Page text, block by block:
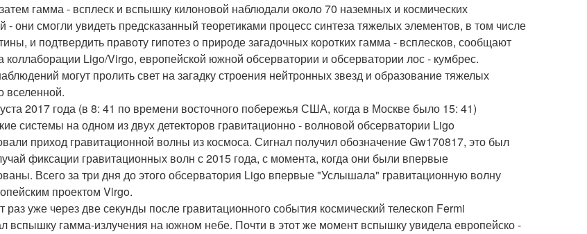
гамма - всплеск и вспышку килоновой наблюдали около 70 наземных и космических
- они смогли увидеть предсказанный теоретиками процесс синтеза тяжелых элементов, в том числе
и подтвердить правоту гипотез о природе загадочных коротких гамма - всплесков, сообщают
коллаборации Ligo/Virgo, европейской южной обсерватории и обсерватории лос - кумбрес.
могут пролить свет на загадку строения нейтронных звезд и образование тяжелых
вселенной.
2017 года (в 8: 41 по времени восточного побережья США, когда в Москве было 15: 41)
системы на одном из двух детекторов гравитационно - волновой обсерватории Ligo
приход гравитационной волны из космоса. Сигнал получил обозначение Gw170817, это был
фиксации гравитационных волн с 2015 года, с момента, когда они были впервые
Всего за три дня до этого обсерватория Ligo впервые "Услышала" гравитационную волну
проектом Virgo.
раз уже через две секунды после гравитационного события космический телескоп Fermi
вспышку гамма-излучения на южном небе. Почти в этот же момент вспышку увидела европейско -